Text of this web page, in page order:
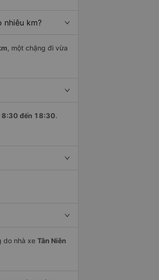
nhiêu km?
, một chặng đi vừa
đến 18:30.
do nhà xe Tân Niên